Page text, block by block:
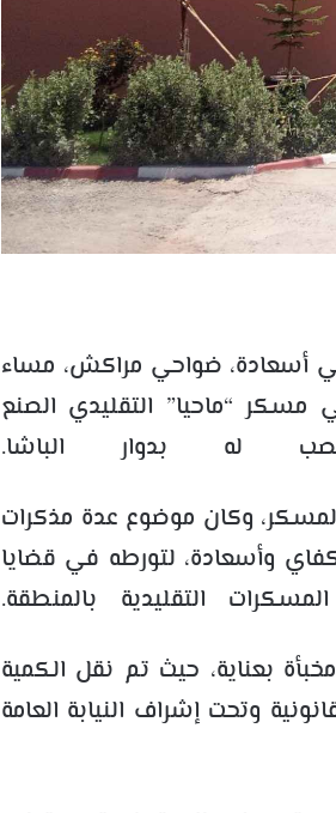
أسعادة، ضواحي مراكش، مساء
“ماحيا” التقليدي الصنع
له بدوار الباشا.
وكان موضوع عدة مذكرات
وأسعادة، لتورطه في قضايا
التقليدية بالمنطقة.
“الماحيا”، كانت مخبأة بعناية، حيث تم نقل الكمية
وتحت إشراف النيابة العامة